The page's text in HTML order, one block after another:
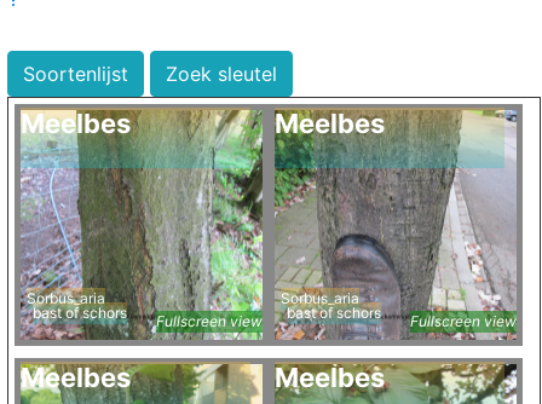
Soortenlijst Zoek sleutel
Meelbes
Sorbus_aria
bast of schors
Fullscreen view
Meelbes
Sorbus_aria
bast of schors
Fullscreen view
Meelbes Meelbes